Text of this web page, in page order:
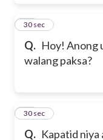
Q. Hoy! Anong
walang paksa?
25
30 sec
Q. Kapatid niya
26
30 sec